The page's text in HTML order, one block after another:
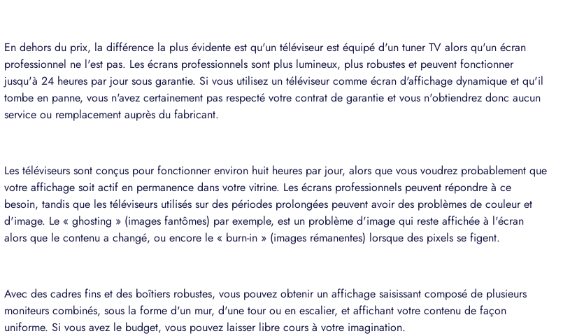
En dehors du prix, la différence la plus évidente est qu'un téléviseur est équipé d'un tuner TV alors qu'un écran
professionnel ne l'est pas. Les écrans professionnels sont plus lumineux, plus robustes et peuvent fonctionner
jusqu'à 24 heures par jour sous garantie. Si vous utilisez un téléviseur comme écran d'affichage dynamique et qu'il
tombe en panne, vous n'avez certainement pas respecté votre contrat de garantie et vous n'obtiendrez donc aucun
service ou remplacement auprès du fabricant.
Les téléviseurs sont conçus pour fonctionner environ huit heures par jour, alors que vous voudrez probablement que
votre affichage soit actif en permanence dans votre vitrine. Les écrans professionnels peuvent répondre à ce
besoin, tandis que les téléviseurs utilisés sur des périodes prolongées peuvent avoir des problèmes de couleur et
d'image. Le « ghosting » (images fantômes) par exemple, est un problème d'image qui reste affichée à l'écran
alors que le contenu a changé, ou encore le « burn-in » (images rémanentes) lorsque des pixels se figent.
Avec des cadres fins et des boîtiers robustes, vous pouvez obtenir un affichage saisissant composé de plusieurs
moniteurs combinés, sous la forme d'un mur, d'une tour ou en escalier, et affichant votre contenu de façon
uniforme. Si vous avez le budget, vous pouvez laisser libre cours à votre imagination.